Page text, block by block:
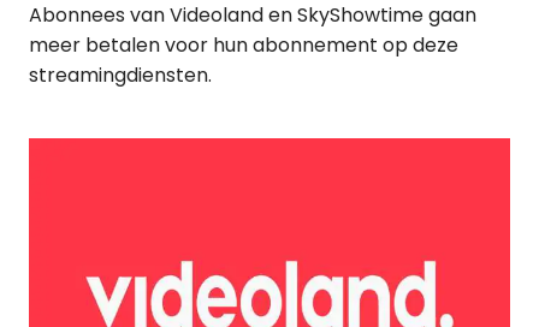
Abonnees van Videoland en SkyShowtime gaan
meer betalen voor hun abonnement op deze
streamingdiensten.